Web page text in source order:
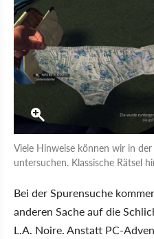
Viele Hinweise können wir in
untersuchen. Klassische Rätsel
Bei der Spurensuche
anderen Sache auf die
L.A. Noire. Anstatt PC-